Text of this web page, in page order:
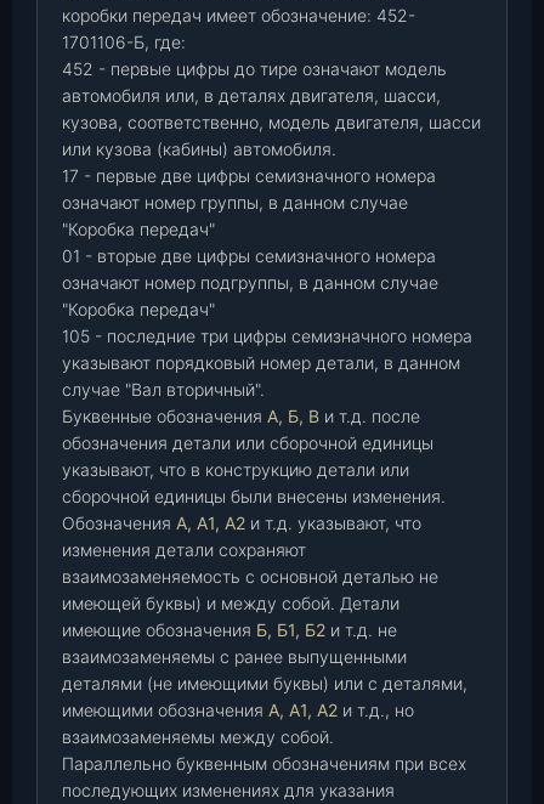
коробки передач имеет обозначение: 452-
1701106-Б, где:
452 - первые цифры до тире означают модель
автомобиля или, в деталях двигателя, шасси,
кузова, соответственно, модель двигателя, шасси
или кузова (кабины) автомобиля.
17 - первые две цифры семизначного номера
означают номер группы, в данном случае
"Коробка передач"
01 - вторые две цифры семизначного номера
означают номер подгруппы, в данном случае
"Коробка передач"
105 - последние три цифры семизначного номера
указывают порядковый номер детали, в данном
случае "Вал вторичный".
Буквенные обозначения А, Б, В и т.д. после
обозначения детали или сборочной единицы
указывают, что в конструкцию детали или
сборочной единицы были внесены изменения.
Обозначения А, А1, А2 и т.д. указывают, что
изменения детали сохраняют
взаимозаменяемость с основной деталью не
имеющей буквы) и между собой. Детали
имеющие обозначения Б, Б1, Б2 и т.д. не
взаимозаменяемы с ранее выпущенными
деталями (не имеющими буквы) или с деталями,
имеющими обозначения А, А1, А2 и т.д., но
взаимозаменяемы между собой.
Параллельно буквенным обозначениям при всех
последующих изменениях для указания